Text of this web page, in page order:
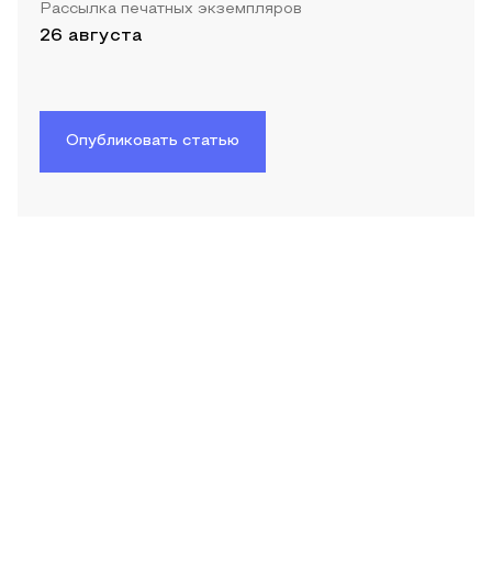
Рассылка печатных экземпляров
26 августа
Опубликовать статью